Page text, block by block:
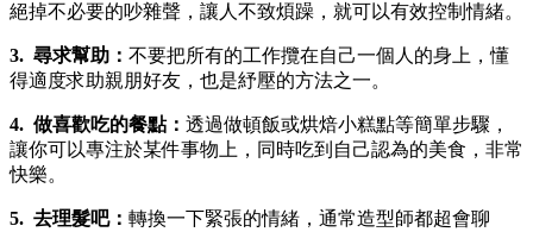
絕掉不必要的吵雜聲，讓人不致煩躁，就可以有效控制情緒。
3. 尋求幫助： 不要把所有的工作攬在自己一個人的身上，懂
得適度求助親朋好友，也是紓壓的方法之一。
4. 做喜歡吃的餐點： 透過做頓飯或烘焙小糕點等簡單步驟，
讓你可以專注於某件事物上，同時吃到自己認為的美食，非常
快樂。
5. 去理髮吧： 轉換一下緊張的情緒，通常造型師都超會聊